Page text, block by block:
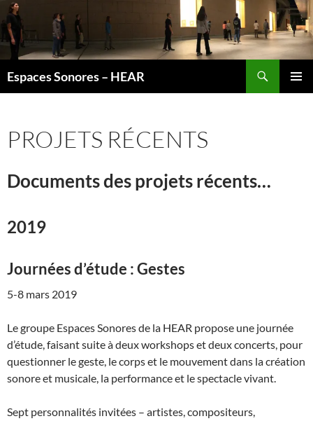
Espaces Sonores – HEAR
PROJETS RÉCENTS
Documents des projets récents…
2019
Journées d’étude : Gestes
5-8 mars 2019
Le groupe Espaces Sonores de la HEAR propose une journée
d’étude, faisant suite à deux workshops et deux concerts, pour
questionner le geste, le corps et le mouvement dans la création
sonore et musicale, la performance et le spectacle vivant.
Sept personnalités invitées – artistes, compositeurs,